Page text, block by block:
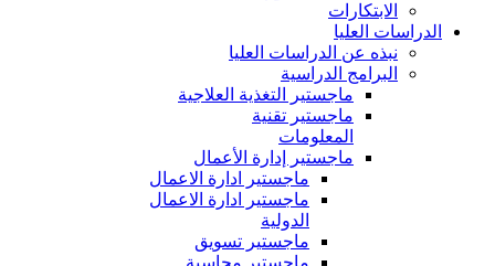
الابتكارات
الدراسات العليا
نبذه عن الدراسات العليا
البرامج الدراسية
ماجستير التغذية العلاجية
ماجستير تقنية
المعلومات
ماجستير إدارة الأعمال
ماجستير ادارة الاعمال
ماجستير ادارة الاعمال
الدولية
ماجستير تسويق
ماجستير محاسبة